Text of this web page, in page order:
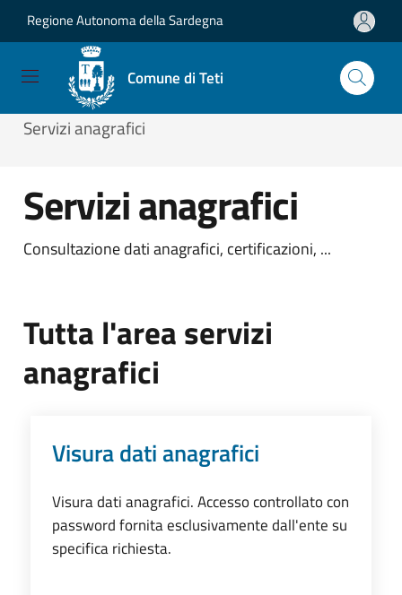
Salta e vai al contenuto
Salta e vai al footer
Regione Autonoma della Sardegna
Comune di Teti
/ Servizi Altri Enti /
Servizi anagrafici
Servizi anagrafici
Consultazione dati anagrafici, certificazioni, ...
Tutta l'area servizi
anagrafici
Visura dati anagrafici
Visura dati anagrafici. Accesso controllato con
password fornita esclusivamente dall'ente su
specifica richiesta.